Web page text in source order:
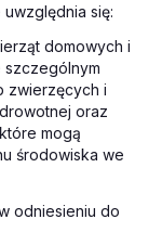
się:
domowych i
zwierzęcych i
oraz
mogą
środowiska we
odniesieniu do